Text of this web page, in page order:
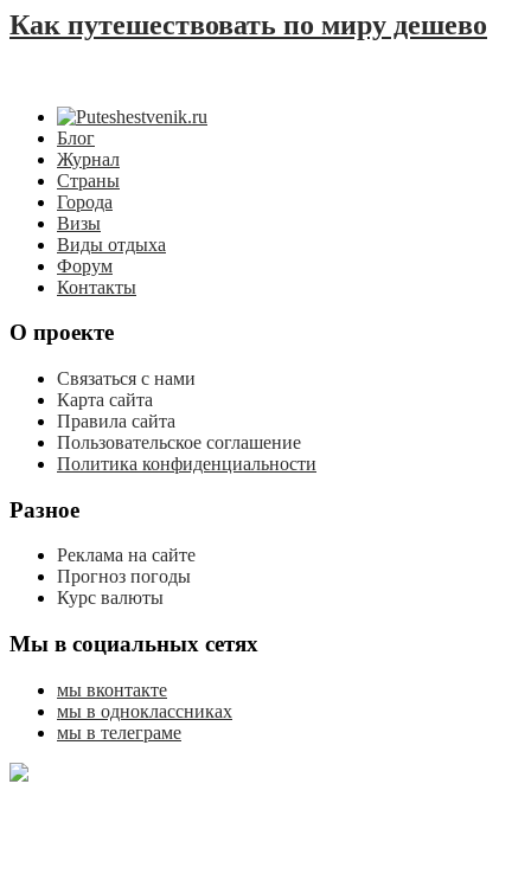
Как путешествовать по миру дешево
Блог
Журнал
Страны
Города
Визы
Виды отдыха
Форум
Контакты
О проекте
Связаться с нами
Карта сайта
Правила сайта
Пользовательское соглашение
Политика конфиденциальности
Разное
Реклама на сайте
Прогноз погоды
Курс валюты
Мы в социальных сетях
мы вконтакте
мы в одноклассниках
мы в телеграме